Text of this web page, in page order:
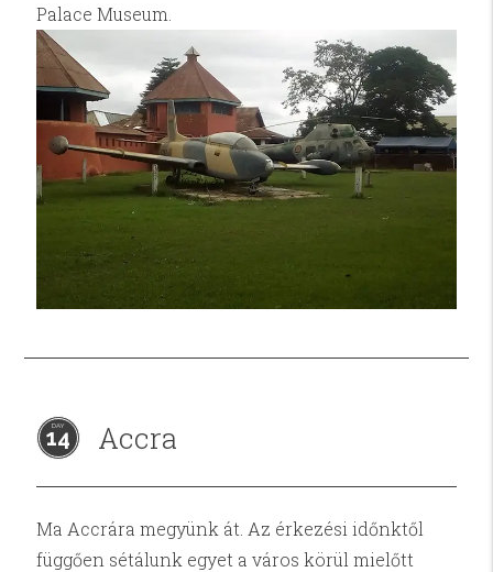
Palace Museum.
14 Accra
Ma Accrára megyünk át. Az érkezési időnktől
függően sétálunk egyet a város körül mielőtt